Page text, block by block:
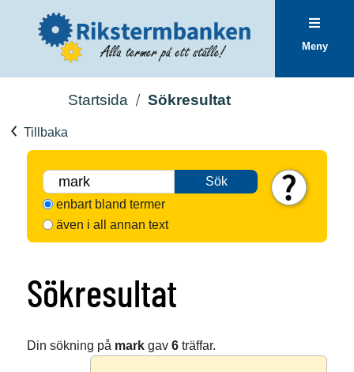
Meny
Startsida Sökresultat
Tillbaka
Sök
enbart bland termer
även i all annan text
Sökresultat
Din sökning på markgav 6träffar.